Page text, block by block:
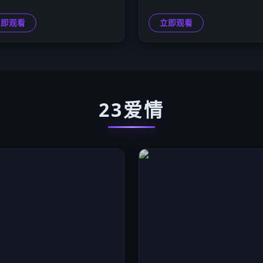
观看 立即观看
23爱情